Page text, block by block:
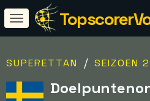
SUPERETTAN / SEIZOEN